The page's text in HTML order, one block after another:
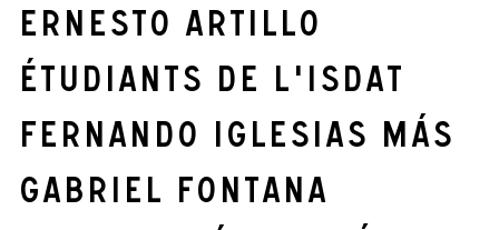
Ernesto Artillo
Étudiants de l'isdaT
Fernando Iglesias Más
Gabriel Fontana